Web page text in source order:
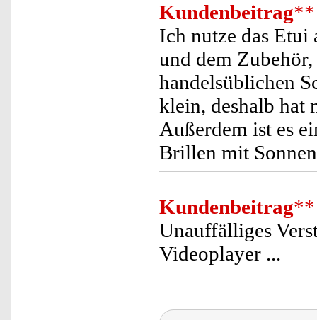
Kundenbeitrag**
Ich nutze das Etui
und dem
handelsüblichen
klein, deshalb hat
Außerdem ist es
Brillen mit
Kundenbeitrag**
Unauffälliges
Videoplayer ...